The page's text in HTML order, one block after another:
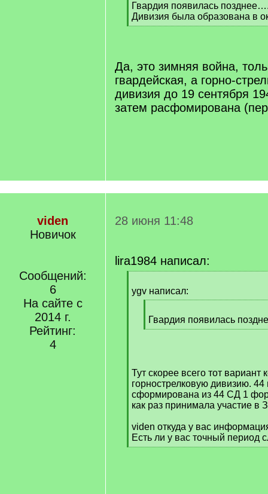
Гвардия появилась
Дивизия была образована в
[
Да, это зимняя война,
гвардейская, а горно-
дивизия до 19 сентября
затем расфомирована
viden
Новичок
Сообщений:
6
На сайте с
2014 г.
Рейтинг:
4
28 июня 11:48
lira1984 написал:
q
ygv написал:
q
]
Гвардия появилась
[
Тут скорее всего тот вариант
горнострелковую дивизию. 44
сформирована из 44 СД 1
как раз принимала участие в
viden откуда у вас
Есть ли у вас точный период
[